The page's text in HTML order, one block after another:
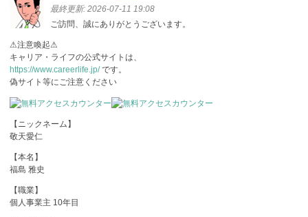
なブ
ログ
最終更新: 2026-07-11 19:08
ご訪問、誠にありがとうございます。
⚠注意喚起⚠
キャリア・ライフの公式サイトは、
https://www.careerlife.jp/です。
偽サイト等にご注意ください
【ニックネーム】
敬天愛仁
【本名】
福島 雅史
【職業】
個人事業主 10年目